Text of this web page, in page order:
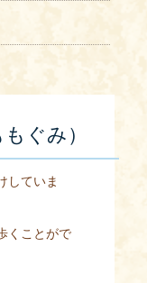
ぐみ）
していま
くことがで